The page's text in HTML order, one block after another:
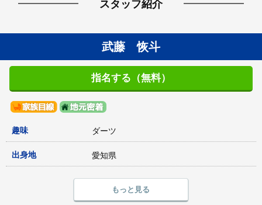
スタッフ紹介
武藤 恢斗
指名する（無料）
趣味 ダーツ
出身地 愛知県
もっと見る